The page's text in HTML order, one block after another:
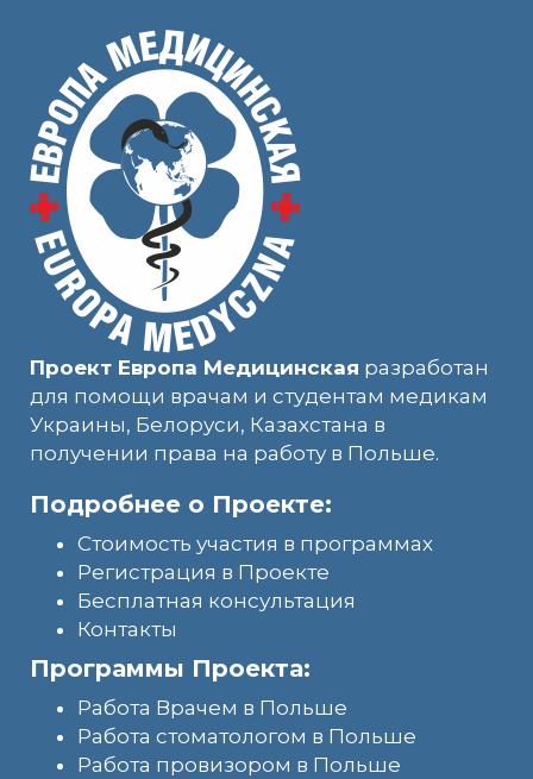
Проект Европа Медицинская разработан
для помощи врачам и студентам медикам
Украины, Белоруси, Казахстана в
получении права на работу в Польше.
Подробнее о Проекте:
Стоимость участия в программах
Регистрация в Проекте
Бесплатная консультация
Контакты
Программы Проекта:
Работа Врачем в Польше
Работа стоматологом в Польше
Работа провизором в Польше